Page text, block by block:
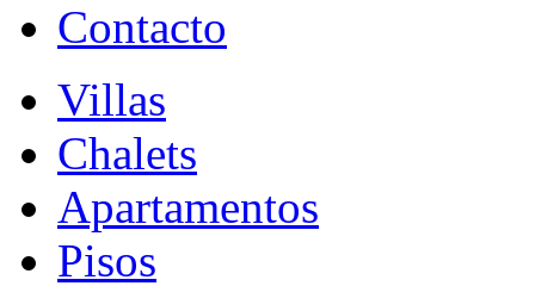
Contacto
Villas
Chalets
Apartamentos
Pisos